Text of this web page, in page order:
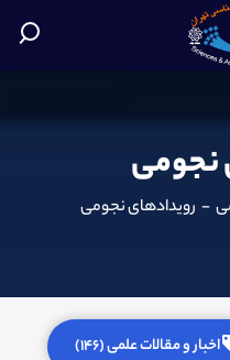
نجومی
- رویدادهای نجومی
اخبار و مقالات علمی (146)